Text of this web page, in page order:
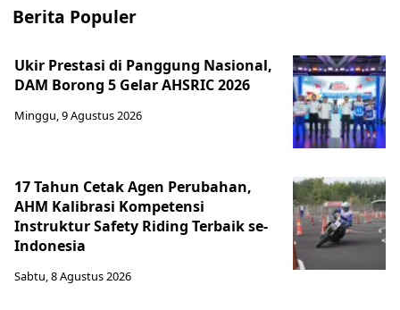
Berita Populer
Ukir Prestasi di Panggung Nasional,
DAM Borong 5 Gelar AHSRIC 2026
Minggu, 9 Agustus 2026
17 Tahun Cetak Agen Perubahan,
AHM Kalibrasi Kompetensi
Instruktur Safety Riding Terbaik se-
Indonesia
Sabtu, 8 Agustus 2026